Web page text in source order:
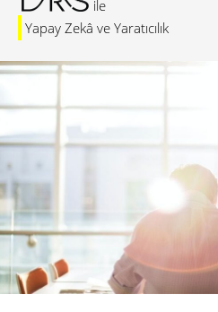
Yapay Zekâ ve Yaratıcılık